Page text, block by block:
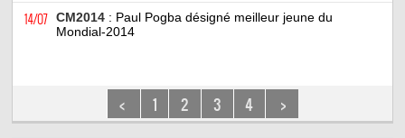
14/07 CM2014 : Paul Pogba désigné meilleur jeune du
Mondial-2014
< 1 2 3 4 >